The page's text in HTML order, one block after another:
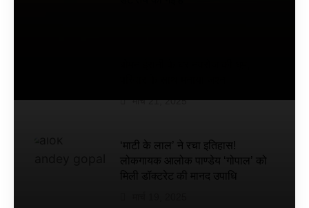
मार्च 21, 2025
‘माटी के लाल’ ने रचा इतिहास!
लोकगायक आलोक पाण्डेय ‘गोपाल’ को
मिली डॉक्टरेट की मानद उपाधि